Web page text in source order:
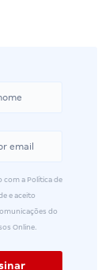
com a Política de
e aceito
do
Online.